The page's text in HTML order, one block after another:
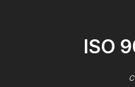
ISO